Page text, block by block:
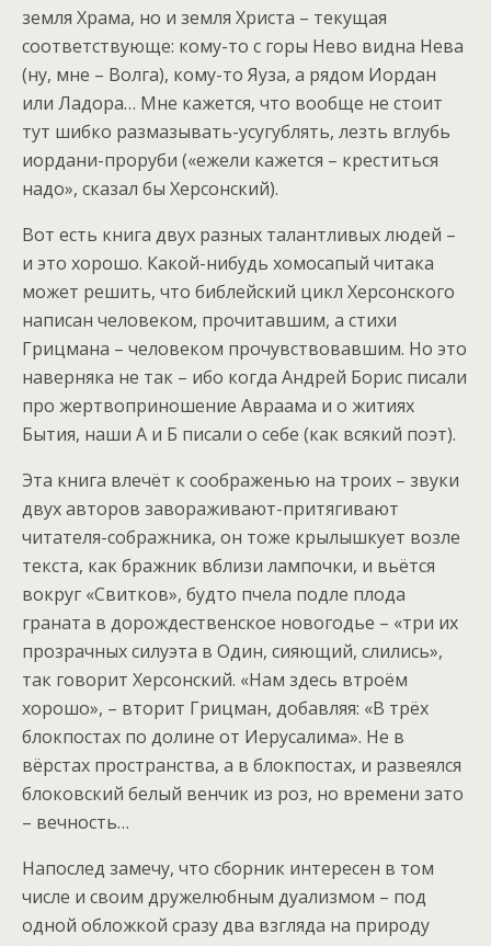
земля Храма, но и земля Христа – текущая
соответствующе: кому-то с горы Нево видна Нева
(ну, мне – Волга), кому-то Яуза, а рядом Иордан
или Ладора… Мне кажется, что вообще не стоит
тут шибко размазывать-усугублять, лезть вглубь
иордани-проруби («ежели кажется – креститься
надо», сказал бы Херсонский).
Вот есть книга двух разных талантливых людей –
и это хорошо. Какой-нибудь хомосапый читака
может решить, что библейский цикл Херсонского
написан человеком, прочитавшим, а стихи
Грицмана – человеком прочувствовавшим. Но это
наверняка не так – ибо когда Андрей Борис писали
про жертвоприношение Авраама и о житиях
Бытия, наши А и Б писали о себе (как всякий поэт).
Эта книга влечёт к соображенью на троих – звуки
двух авторов завораживают-притягивают
читателя-сображника, он тоже крылышкует возле
текста, как бражник вблизи лампочки, и вьётся
вокруг «Свитков», будто пчела подле плода
граната в дорождественское новогодье – «три их
прозрачных силуэта в Один, сияющий, слились»,
так говорит Херсонский. «Нам здесь втроём
хорошо», – вторит Грицман, добавляя: «В трёх
блокпостах по долине от Иерусалима». Не в
вёрстах пространства, а в блокпостах, и развеялся
блоковский белый венчик из роз, но времени зато
– вечность…
Напослед замечу, что сборник интересен в том
числе и своим дружелюбным дуализмом – под
одной обложкой сразу два взгляда на природу